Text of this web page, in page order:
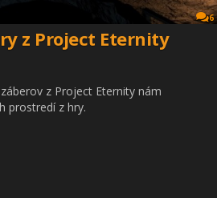
6
z Project Eternity
z Project Eternity nám
prostredí z hry.